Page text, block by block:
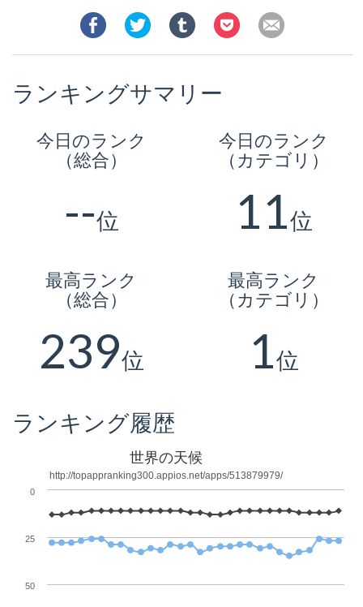
ランキングサマリー
今日のランク
（総合）
--位
今日のランク
（カテゴリ）
11位
最高ランク
（総合）
239位
最高ランク
（カテゴリ）
1位
ランキング履歴
世界の天候
http://topappranking300.appios.net/apps/513879979/
0
25
50